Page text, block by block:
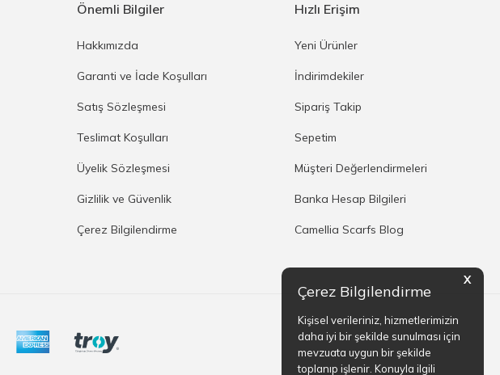
X
Çerez Bilgilendirme
Kişisel verileriniz, hizmetlerimizin
daha iyi bir şekilde sunulması için
mevzuata uygun bir şekilde
toplanıp işlenir. Konuyla ilgili
Önemli Bilgiler
Hakkımızda
Garanti ve İade Koşulları
Satış Sözleşmesi
Teslimat Koşulları
Üyelik Sözleşmesi
Gizlilik ve Güvenlik
Çerez Bilgilendirme
Hızlı Erişim
Yeni Ürünler
İndirimdekiler
Sipariş Takip
Sepetim
Müşteri Değerlendirmeleri
Banka Hesap Bilgileri
Camellia Scarfs Blog